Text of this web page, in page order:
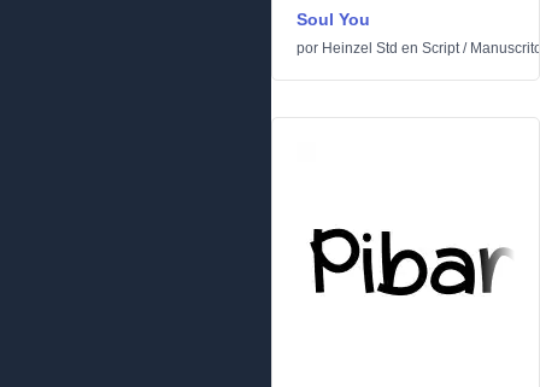
Soul You
por Heinzel Std en Script/